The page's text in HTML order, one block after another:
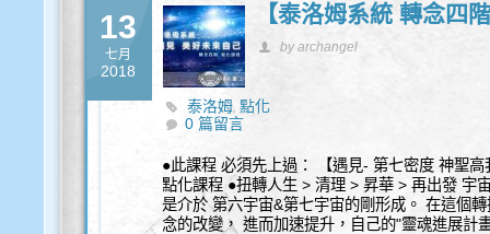
13
七月
2018
【泰洛姆系統 轉念四
by archangel
泰洛姆,點化
0 篇留言
●此課程 必須先上過： 【遇見- 第七密度 神聖
點化課程 ●扭轉人生 > 清理 > 昇華 > 再出發 宇
是介於 第六宇宙&第七宇宙的剛形成。 在這個
念的改變， 進而加速提升，自己的"靈魂進展計